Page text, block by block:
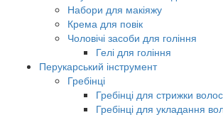
Набори для макіяжу
Крема для повік
Чоловічі засоби для гоління
Гелі для гоління
Перукарський інструмент
Гребінці
Гребінці для стрижки
Гребінці для укладання